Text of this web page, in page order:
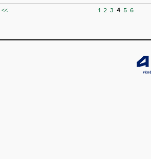
<< 1 2 3 4 5 6